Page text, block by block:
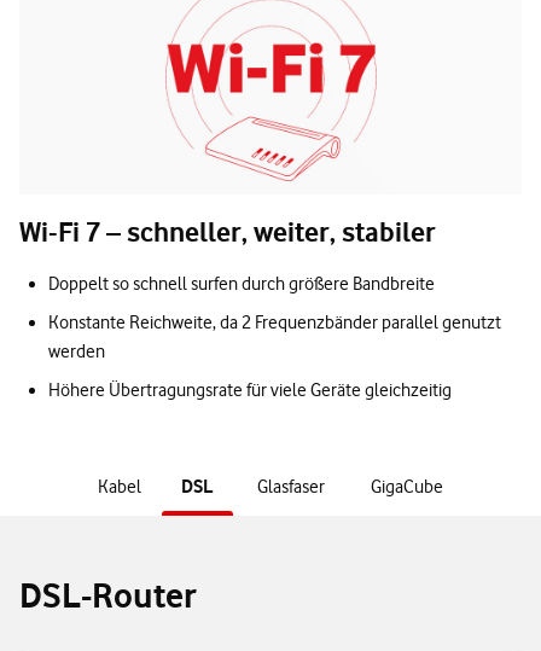
Wi-Fi 7 – schneller, weiter, stabiler
Doppelt so schnell surfen durch größere Bandbreite
Konstante Reichweite, da 2 Frequenzbänder parallel genutzt
werden
Höhere Übertragungsrate für viele Geräte gleichzeitig
Kabel DSL Glasfaser GigaCube
DSL-Router